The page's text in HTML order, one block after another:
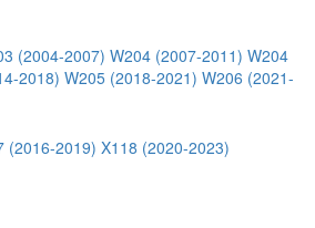
(2004-2007) W204 (2007-2011) W204
2018) W205 (2018-2021) W206 (2021-
(2016-2019) X118 (2020-2023)